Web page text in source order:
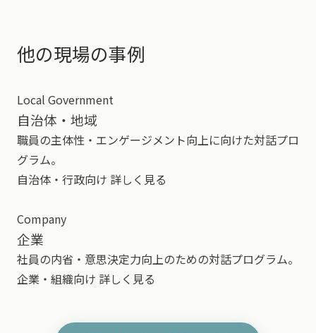
他の現場の事例
Local Government
自治体・地域
職員の主体性・エンゲージメント向上に向けた対話プロ
グラム。
自治体・行政向け 詳しく見る
Company
企業
社員の内省・意思決定力向上のための対話プログラム。
企業・組織向け 詳しく見る